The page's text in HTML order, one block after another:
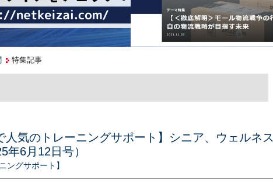
特集記事
気のトレーニングサポート】シニア、ウェルネス
年6月12日号）
ングサポート】